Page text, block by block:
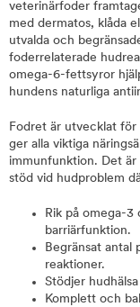
veterinärfoder
med dermatos, klåda
utvalda och
foderrelaterade
omega-6-fettsyror
hundens naturliga
Fodret är utvecklat för
ger alla viktiga
immunfunktion. Det
stöd vid hudproblem
Rik på omega-
barriärfunktion.
Begränsat antal
reaktioner.
Stödjer
Komplett och